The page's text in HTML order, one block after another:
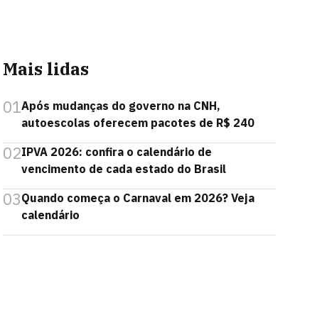
Mais lidas
01Após mudanças do governo na CNH,
autoescolas oferecem pacotes de R$ 240
02IPVA 2026: confira o calendário de
vencimento de cada estado do Brasil
03Quando começa o Carnaval em 2026? Veja
calendário